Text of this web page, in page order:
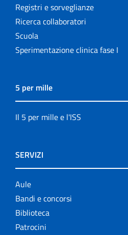
Registri e sorveglianze
Ricerca collaboratori
Scuola
Sperimentazione clinica fase I
5 per mille
Il 5 per mille e l'ISS
SERVIZI
Aule
Bandi e concorsi
Biblioteca
Patrocini